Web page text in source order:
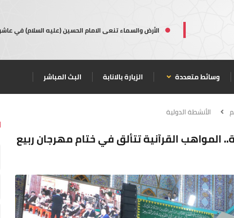
الأرض والسماء تنعى الامام الحسين (عليه السلام) في
وسائط متعددة الزيارة بالانابة البث المباشر
الأنشطة الدولية
أكثر من (٥٠) دولة.. المواهب القرآنية تتألق في ختام مهرجان ربيع